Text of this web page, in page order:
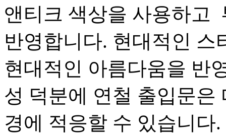
앤티크 색상을 사용하고
반영합니다. 현대적인
현대적인 아름다움을 반
성 덕분에 연철 출입문은
경에 적응할 수 있습니다.